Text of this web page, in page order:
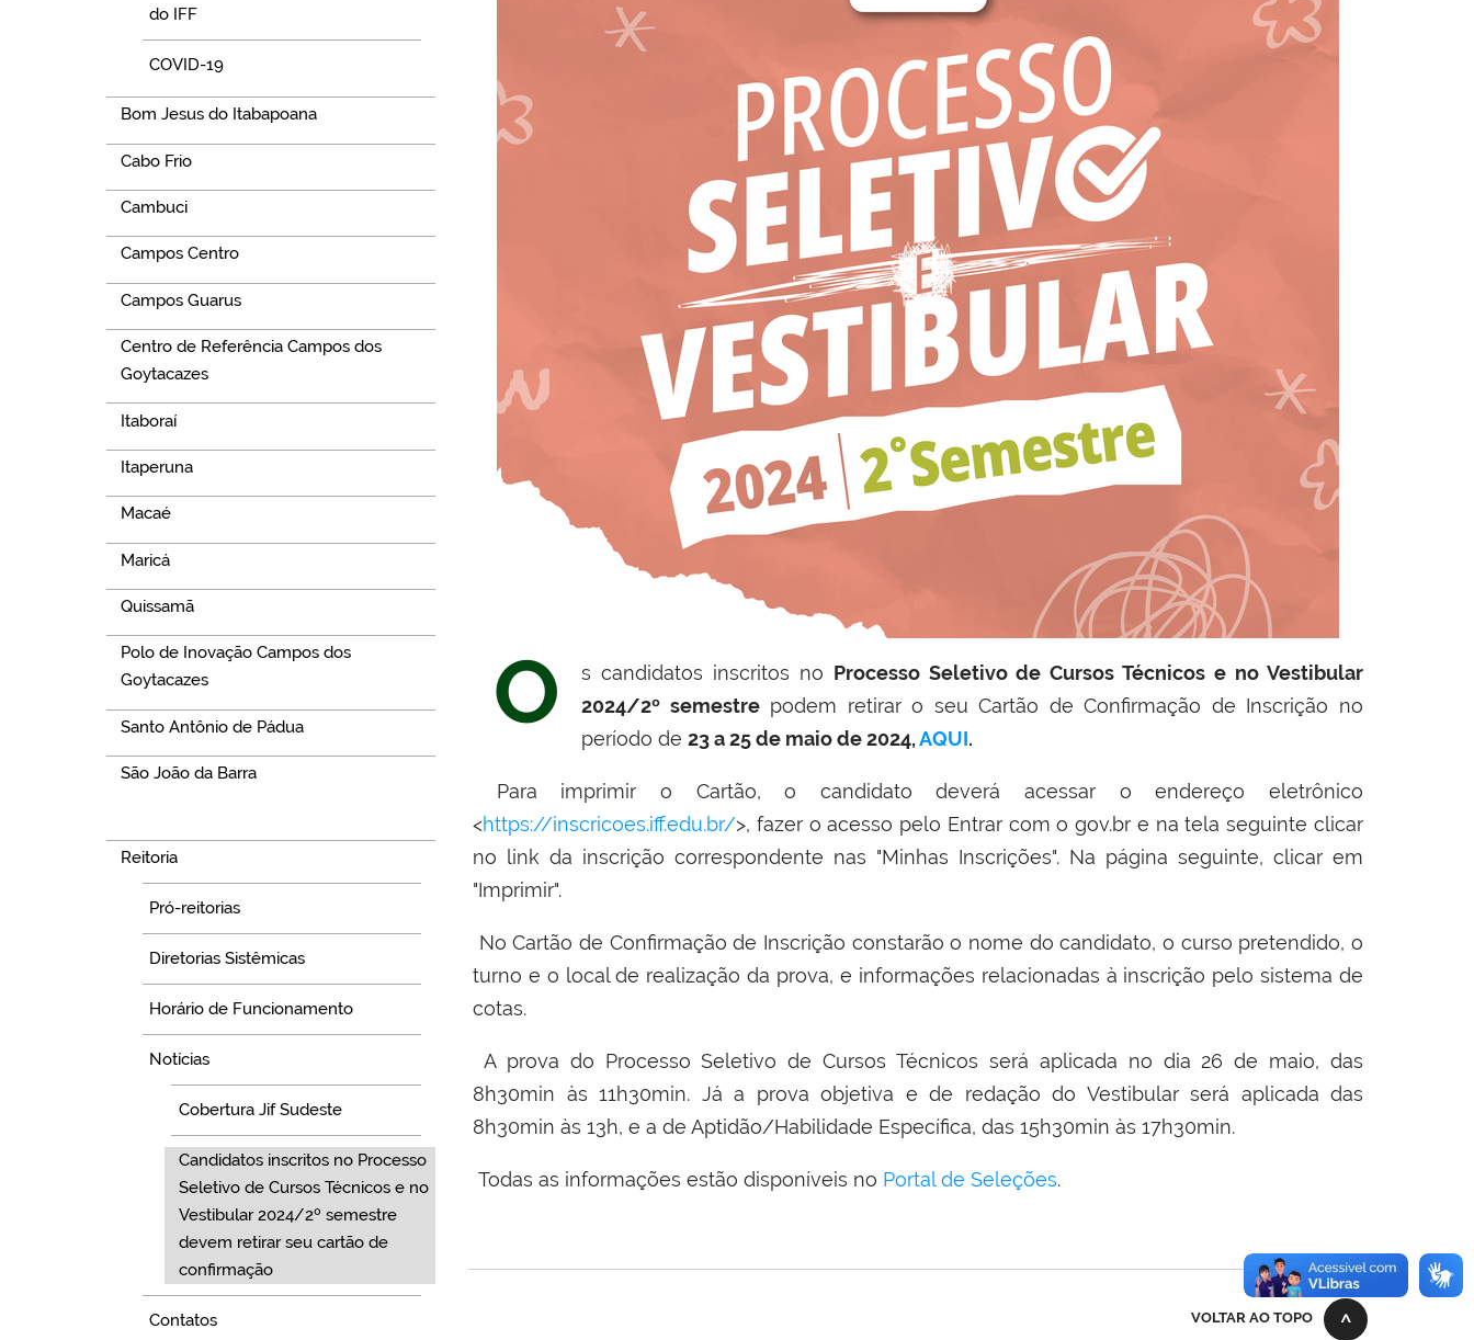
do IFF
COVID-19
Bom Jesus do Itabapoana
Cabo Frio
Cambuci
Campos Centro
Campos Guarus
Centro de Referência Campos dos
Goytacazes
Itaboraí
Itaperuna
Macaé
Maricá
Quissamã
Polo de Inovação Campos dos
Goytacazes
Santo Antônio de Pádua
São João da Barra
Reitoria
Pró-reitorias
Diretorias Sistêmicas
Horário de Funcionamento
Notícias
Cobertura Jif Sudeste
Candidatos inscritos no Processo
Seletivo de Cursos Técnicos e no
Vestibular 2024/2º semestre
devem retirar seu cartão de
confirmação
Contatos
O s candidatos inscritos no Processo Seletivo de Cursos Técnicos e no Vestibular
2024/2º semestrepodem retirar o seu Cartão de Confirmação de Inscrição no
período de 23 a 25 de maio de 2024,AQUI.
Para imprimir o Cartão, o candidato deverá acessar o endereço eletrônico
<https://inscricoes.iff.edu.br/>, fazer o acesso pelo Entrar com o gov.br e na tela seguinte clicar
no link da inscrição correspondente nas "Minhas Inscrições". Na página seguinte, clicar em
"Imprimir".
No Cartão de Confirmação de Inscrição constarão o nome do candidato, o curso pretendido, o
turno e o local de realização da prova, e informações relacionadas à inscrição pelo sistema de
cotas.
A prova do Processo Seletivo de Cursos Técnicos será aplicada no dia 26 de maio, das
8h30min às 11h30min. Já a prova objetiva e de redação do Vestibular será aplicada das
8h30min às 13h, e a de Aptidão/Habilidade Específica, das 15h30min às 17h30min.
Todas as informações estão disponíveis no Portal de Seleções.
VOLTAR AO TOPO